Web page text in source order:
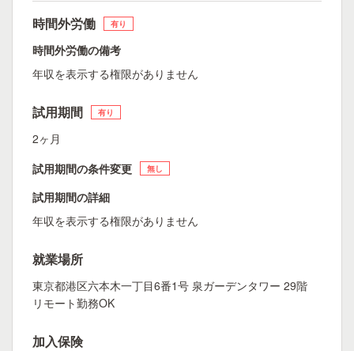
時間外労働 有り
時間外労働の備考
年収を表示する権限がありません
試用期間 有り
2ヶ月
試用期間の条件変更
無し
試用期間の詳細
年収を表示する権限がありません
就業場所
東京都港区六本木一丁目6番1号 泉ガーデンタワー 29階
リモート勤務OK
加入保険